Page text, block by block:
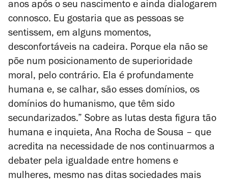
anos após o seu nascimento e ainda dialogarem
connosco. Eu gostaria que as pessoas se
sentissem, em alguns momentos,
desconfortáveis na cadeira. Porque ela não se
põe num posicionamento de superioridade
moral, pelo contrário. Ela é profundamente
humana e, se calhar, são esses domínios, os
domínios do humanismo, que têm sido
secundarizados.” Sobre as lutas desta figura tão
humana e inquieta, Ana Rocha de Sousa – que
acredita na necessidade de nos continuarmos a
debater pela igualdade entre homens e
mulheres, mesmo nas ditas sociedades mais